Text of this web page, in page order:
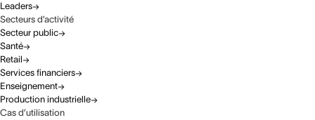
Leaders
Secteurs d’activité
Secteur public
Santé
Retail
Services financiers
Enseignement
Production industrielle
Cas d’utilisation